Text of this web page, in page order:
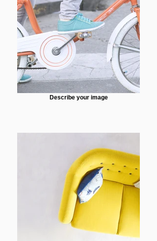
Describe your image